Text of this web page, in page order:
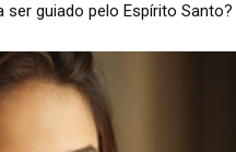
ser guiado pelo Espírito Santo?